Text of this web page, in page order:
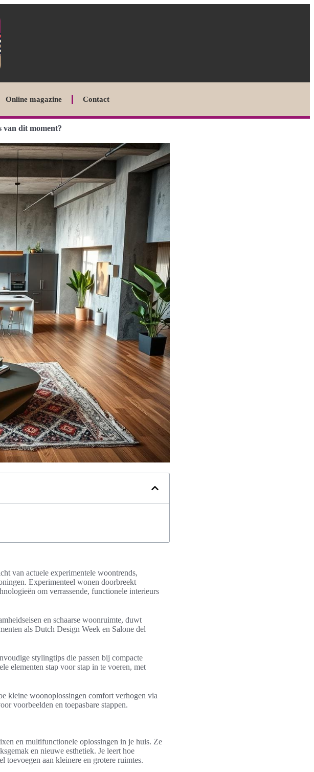
Online magazine Contact
van dit moment?
van actuele experimentele woontrends,
Experimenteel wonen doorbreekt
om verrassende, functionele interieurs
en schaarse woonruimte, duwt
als Dutch Design Week en Salone del
stylingtips die passen bij compacte
elementen stap voor stap in te voeren, met
kleine woonoplossingen comfort verhogen via
voorbeelden en toepasbare stappen.
en multifunctionele oplossingen in je huis. Ze
en nieuwe esthetiek. Je leert hoe
toevoegen aan kleinere en grotere ruimtes.